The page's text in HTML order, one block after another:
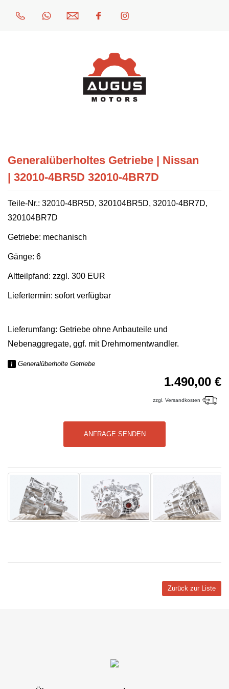
Generalüberholtes Getriebe | Nissan
| 32010-4BR5D 32010-4BR7D
Teile-Nr.: 32010-4BR5D, 320104BR5D, 32010-4BR7D,
320104BR7D
Getriebe: mechanisch
Gänge: 6
Altteilpfand: zzgl. 300 EUR
Liefertermin: sofort verfügbar
Lieferumfang: Getriebe ohne Anbauteile und
Nebenaggregate, ggf. mit Drehmomentwandler.
Generalüberholte Getriebe
1.490,00 €
zzgl. Versandkosten
ANFRAGE SENDEN
Zurück zur Liste